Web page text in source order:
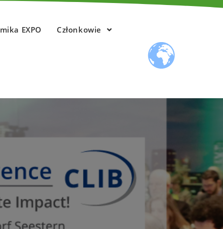
EXPO Członkowie